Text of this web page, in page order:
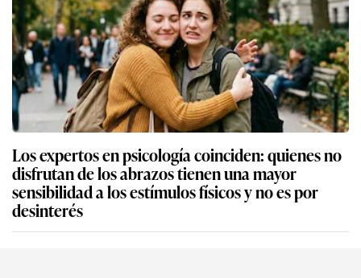
Los expertos en psicología coinciden: quienes no
disfrutan de los abrazos tienen una mayor
sensibilidad a los estímulos físicos y no es por
desinterés